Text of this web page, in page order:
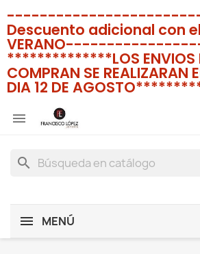
Descuento adicional con
**************LOS ENVIOS
COMPRAN SE REALIZARAN
DIA 12 DE

search
MENÚ